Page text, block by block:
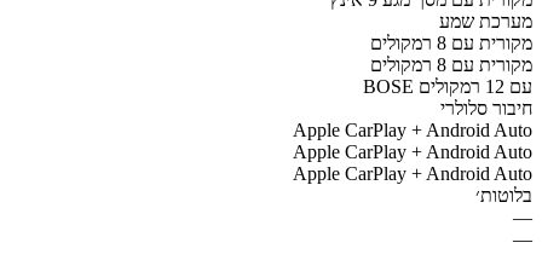
מערכת שמע
מקורית עם 8 רמקולים
מקורית עם 8 רמקולים
BOSE עם 12 רמקולים
חיבור סלולרי
Apple CarPlay + Android Auto
Apple CarPlay + Android Auto
Apple CarPlay + Android Auto
בלוטות׳
—
—